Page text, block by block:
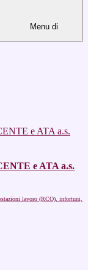
Menu di
e ATA a.s.
lavoro (RCO), infortuni,